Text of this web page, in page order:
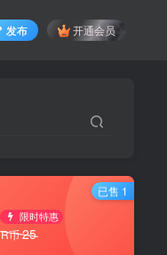
发布 开通会员
限时特惠
R币25
已售 1